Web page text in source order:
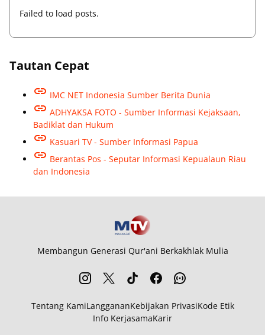
Failed to load posts.
Tautan Cepat
IMC NET Indonesia Sumber Berita Dunia
ADHYAKSA FOTO - Sumber Informasi Kejaksaan,
Badiklat dan Hukum
Kasuari TV - Sumber Informasi Papua
Berantas Pos - Seputar Informasi Kepualaun Riau
dan Indonesia
Membangun Generasi Qur'ani Berkakhlak Mulia
Tentang KamiLanggananKebijakan PrivasiKode Etik
Info KerjasamaKarir